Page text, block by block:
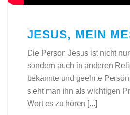
JESUS, MEIN
Die Person Jesus ist nicht
sondern auch in anderen
bekannte und geehrte
sieht man ihn als wichtigen
Wort es zu hören [...]